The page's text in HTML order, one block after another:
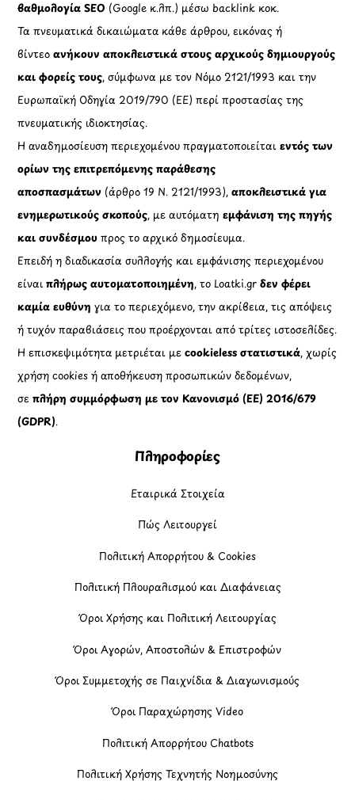
βαθμολογία SEO (Google κ.λπ.) μέσω backlink κοκ.
Τα πνευματικά δικαιώματα κάθε άρθρου, εικόνας ή
βίντεοανήκουν αποκλειστικά στους αρχικούς δημιουργούς
και φορείς τους, σύμφωνα με τον Νόμο 2121/1993 και την
Ευρωπαϊκή Οδηγία 2019/790 (ΕΕ) περί προστασίας της
πνευματικής ιδιοκτησίας.
Η αναδημοσίευση περιεχομένου πραγματοποιείταιεντός των
ορίων της επιτρεπόμενης παράθεσης
αποσπασμάτων (άρθρο 19 Ν. 2121/1993), αποκλειστικά για
ενημερωτικούς σκοπούς, με αυτόματηεμφάνιση της πηγής
και συνδέσμου προς το αρχικό δημοσίευμα.
Επειδή η διαδικασία συλλογής και εμφάνισης περιεχομένου
είναιπλήρως αυτοματοποιημένη, το Loatki.grδεν φέρει
καμία ευθύνη για το περιεχόμενο, την ακρίβεια, τις απόψεις
ή τυχόν παραβιάσεις που προέρχονται από τρίτες ιστοσελίδες.
Η επισκεψιμότητα μετριέται μεcookieless στατιστικά, χωρίς
χρήση cookies ή αποθήκευση προσωπικών δεδομένων,
σεπλήρη συμμόρφωση με τον Κανονισμό (ΕΕ) 2016/679
(GDPR).
Πληροφορίες
Εταιρικά Στοιχεία
Πώς Λειτουργεί
Πολιτική Απορρήτου & Cookies
Πολιτική Πλουραλισμού και Διαφάνειας
Όροι Χρήσης και Πολιτική Λειτουργίας
Όροι Αγορών, Αποστολών & Επιστροφών
Όροι Συμμετοχής σε Παιχνίδια & Διαγωνισμούς
Όροι Παραχώρησης Video
Πολιτική Απορρήτου Chatbots
Πολιτική Χρήσης Τεχνητής Νοημοσύνης